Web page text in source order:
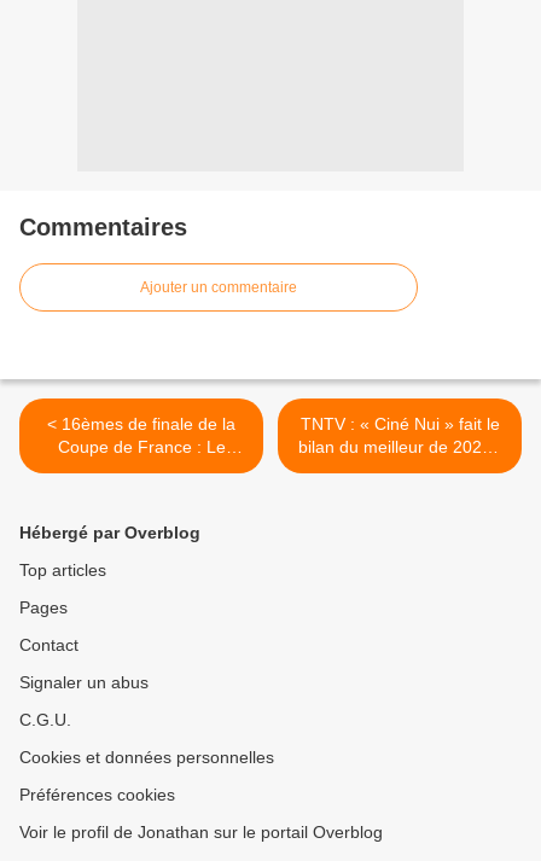
Commentaires
Ajouter un commentaire
< 16èmes de finale de la
Coupe de France : Le
match opposant Vannes au
TNTV : « Ciné Nui » fait le
bilan du meilleur de 2021 !
>
Hébergé par Overblog
Top articles
Pages
Contact
Signaler un abus
C.G.U.
Cookies et données personnelles
Préférences cookies
Voir le profil de Jonathan sur le portail Overblog